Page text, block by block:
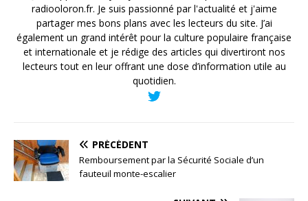
radiooloron.fr. Je suis passionné par l'actualité et j'aime
partager mes bons plans avec les lecteurs du site. J’ai
également un grand intérêt pour la culture populaire française
et internationale et je rédige des articles qui divertiront nos
lecteurs tout en leur offrant une dose d’information utile au
quotidien.
PRÉCÉDENT
Remboursement par la Sécurité Sociale d’un
fauteuil monte-escalier